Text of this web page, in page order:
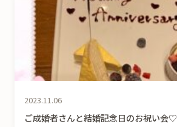
2023.11.06
ご成婚者さんと結婚記念日のお祝い会♡